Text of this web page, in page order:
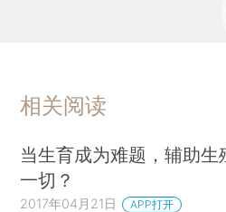
相关阅读
当生育成为难题，辅助
一切？
2017年04月21日 APP打开